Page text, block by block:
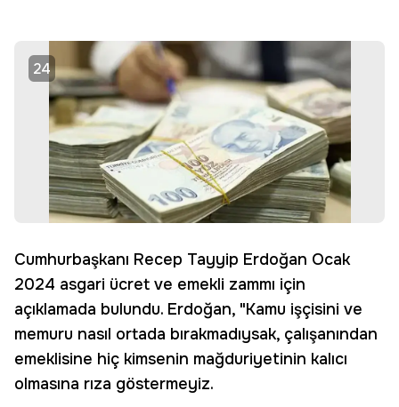
24
Cumhurbaşkanı Recep Tayyip Erdoğan Ocak
2024 asgari ücret ve emekli zammı için
açıklamada bulundu. Erdoğan, "Kamu işçisini ve
memuru nasıl ortada bırakmadıysak, çalışanından
emeklisine hiç kimsenin mağduriyetinin kalıcı
olmasına rıza göstermeyiz.